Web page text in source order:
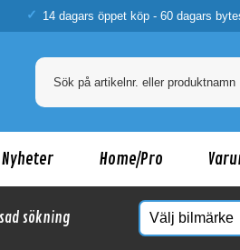
14 dagars öppet köp - 60 dagars
Nyheter Home/Pro
sökning